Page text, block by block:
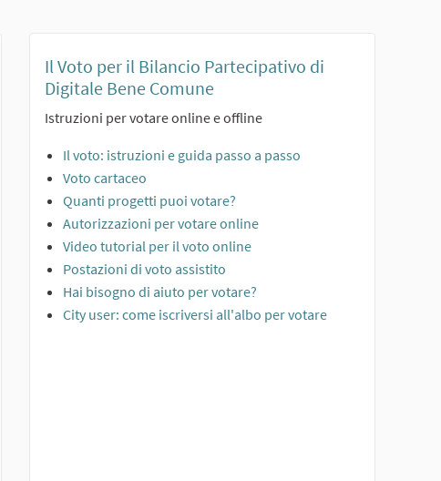
Il Voto per il Bilancio Partecipativo di
Digitale Bene Comune
Istruzioni per votare online e offline
Il voto: istruzioni e guida passo a passo
Voto cartaceo
Quanti progetti puoi votare?
Autorizzazioni per votare online
Video tutorial per il voto online
Postazioni di voto assistito
Hai bisogno di aiuto per votare?
City user: come iscriversi all'albo per votare